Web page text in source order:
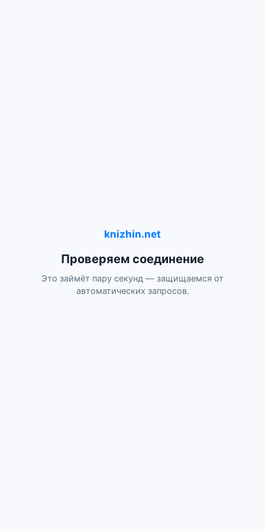
knizhin.net
Проверяем соединение
Это займёт пару секунд — защищаемся от
автоматических запросов.